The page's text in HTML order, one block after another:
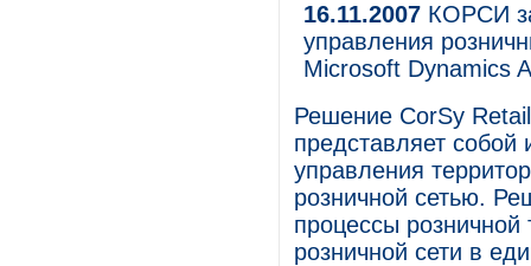
16.11.2007 КОРСИ
управления
Microsoft Dynamics
Решение CorSy
представляет собой
управления
розничной сетью.
процессы розничной
розничной сети в